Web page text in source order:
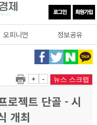
오피니언 정보공유
+ - 뉴스 스크랩
로젝트 단골 - 시
개최